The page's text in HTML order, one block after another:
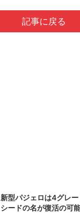
記事に戻る
新型パジェロは4グレ
シードの名が復活の可